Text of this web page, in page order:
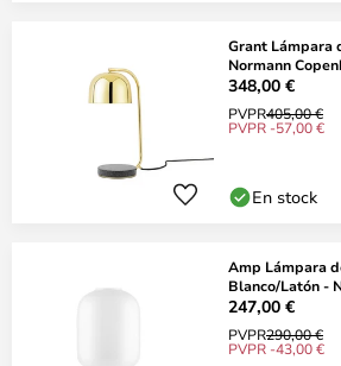
Grant Lámpara
Normann
348,00 €
PVPR405,00 €
PVPR -57,00 €
En stock
Amp Lámpara
Blanco/Latón -
247,00 €
PVPR290,00 €
PVPR -43,00 €